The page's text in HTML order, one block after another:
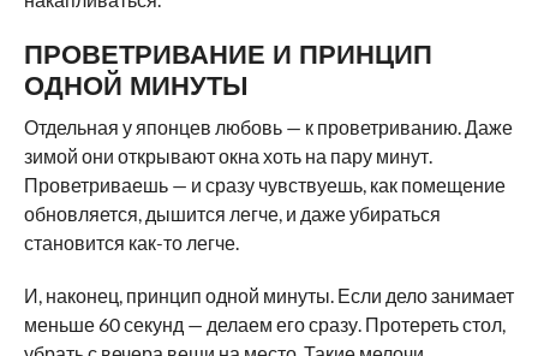
ПРОВЕТРИВАНИЕ И ПРИНЦИП
ОДНОЙ МИНУТЫ
Отдельная у японцев любовь — к проветриванию. Даже
зимой они открывают окна хоть на пару минут.
Проветриваешь — и сразу чувствуешь, как помещение
обновляется, дышится легче, и даже убираться
становится как-то легче.
И, наконец, принцип одной минуты. Если дело занимает
меньше 60 секунд — делаем его сразу. Протереть стол,